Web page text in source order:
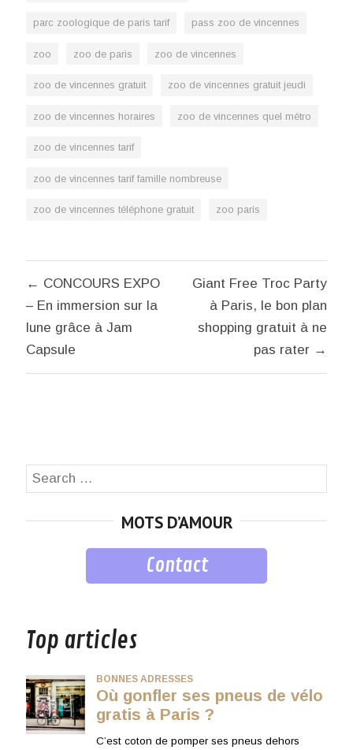
parc zoologique de paris tarif pass zoo de vincennes
zoo zoo de paris zoo de vincennes
zoo de vincennes gratuit zoo de vincennes gratuit jeudi
zoo de vincennes horaires zoo de vincennes quel métro
zoo de vincennes tarif
zoo de vincennes tarif famille nombreuse
zoo de vincennes téléphone gratuit zoo paris
Navigation
de
l’article
← CONCOURS EXPO
– En immersion sur la
lune grâce à Jam
Capsule
Giant Free Troc Party
à Paris, le bon plan
shopping gratuit à ne
pas rater →
Search
MOTS D’AMOUR
Contact
Top articles